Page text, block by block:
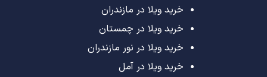
خرید ویلا در مازندران
خرید ویلا در چمستان
خرید ویلا در نور مازندران
خرید ویلا در آمل